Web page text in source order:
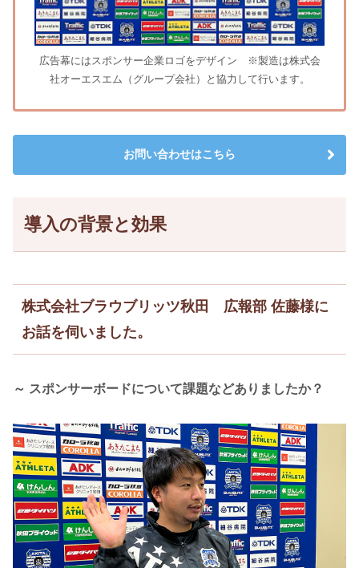
広告幕にはスポンサー企業ロゴをデザイン ※製造は株式会
社オーエスエム（グループ会社）と協力して行います。
お問い合わせはこちら
導入の背景と効果
株式会社ブラウブリッツ秋田 広報部 佐藤様に
お話を伺いました。
～ スポンサーボードについて課題などありましたか？